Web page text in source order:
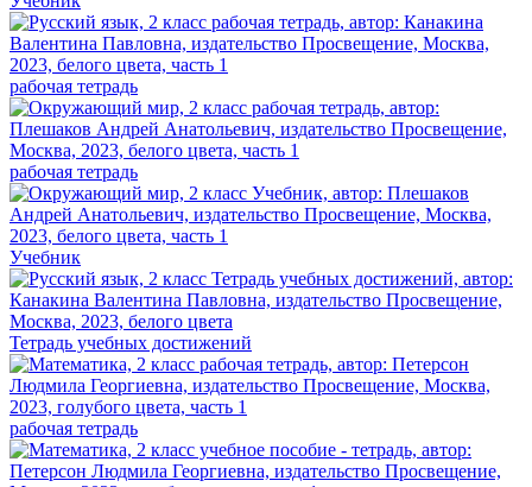
рабочая тетрадь
рабочая тетрадь
Учебник
Тетрадь учебных достижений
рабочая тетрадь